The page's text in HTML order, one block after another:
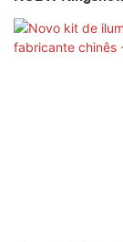
Para Decoração